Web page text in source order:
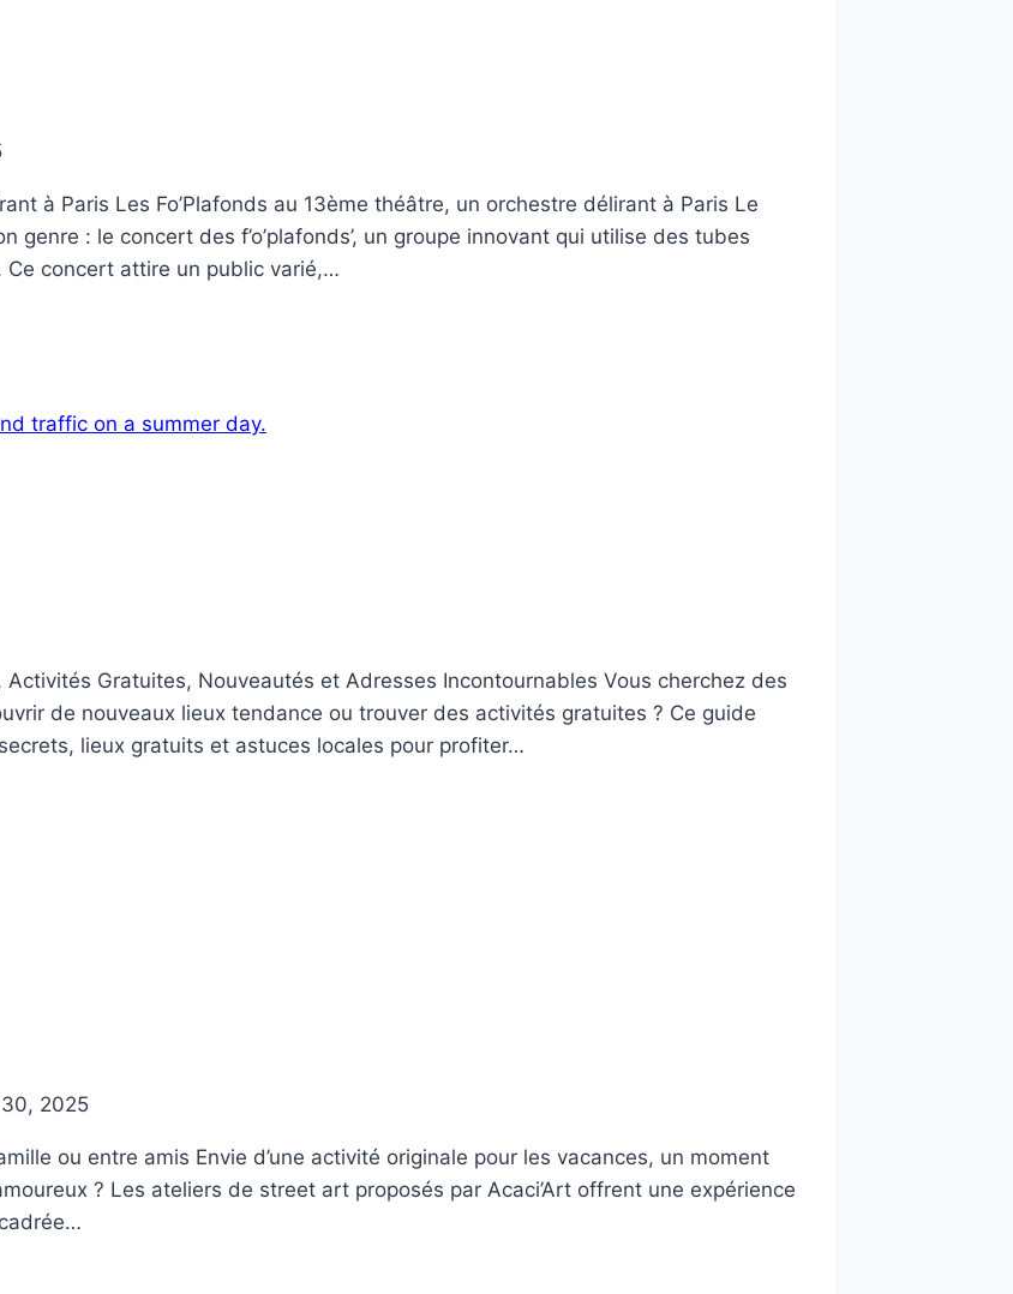
à Paris Les Fo’Plafonds au 13ème théâtre, un orchestre délirant à Paris Le
genre : le concert des f’o’plafonds’, un groupe innovant qui utilise des tubes
Ce concert attire un public varié,…
Gratuites, Nouveautés et Adresses Incontournables Vous cherchez des
de nouveaux lieux tendance ou trouver des activités gratuites ? Ce guide
lieux gratuits et astuces locales pour profiter…
2025
ou entre amis Envie d’une activité originale pour les vacances, un moment
? Les ateliers de street art proposés par Acaci’Art offrent une expérience